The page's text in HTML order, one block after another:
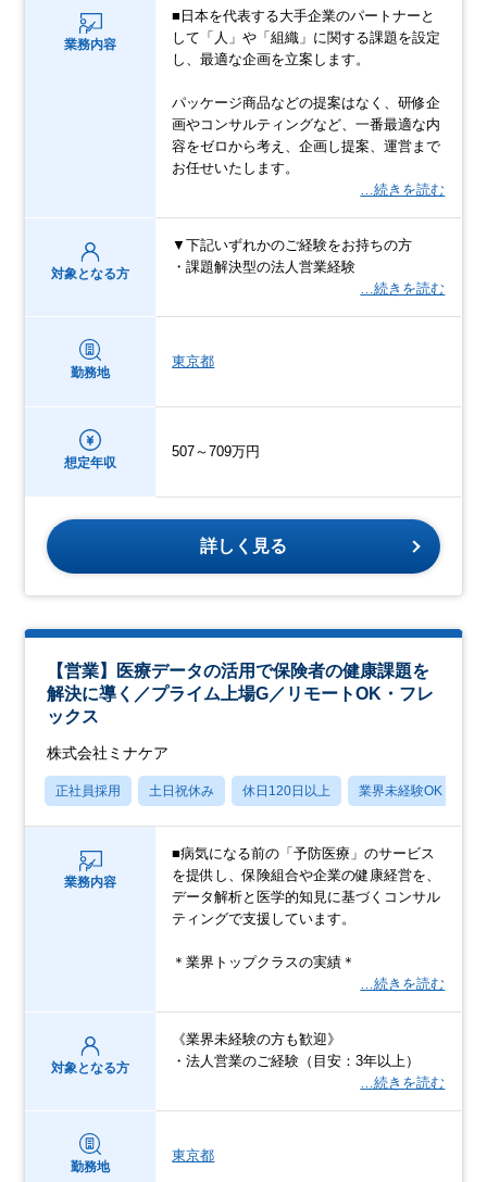
業務内容
■日本を代表する大手企業のパートナーと
して「人」や「組織」に関する課題を設定
し、最適な企画を立案します。
パッケージ商品などの提案はなく、研修企
画やコンサルティングなど、一番最適な内
容をゼロから考え、企画し提案、運営まで
お任せいたします。
…続きを読む
対象となる方
▼下記いずれかのご経験をお持ちの方
・課題解決型の法人営業経験
…続きを読む
勤務地
東京都
想定年収
507～709万円
詳しく見る
【営業】医療データの活用で保険者の健康課題を
解決に導く／プライム上場G／リモートOK・フレ
ックス
株式会社ミナケア
正社員採用 土日祝休み 休日120日以上 業界未経験OK
業務内容
■病気になる前の「予防医療」のサービス
を提供し、保険組合や企業の健康経営を、
データ解析と医学的知見に基づくコンサル
ティングで支援しています。
＊業界トップクラスの実績＊
…続きを読む
対象となる方
《業界未経験の方も歓迎》
・法人営業のご経験（目安：3年以上）
…続きを読む
勤務地
東京都